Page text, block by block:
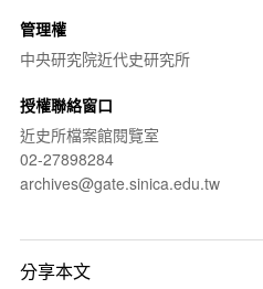
管理權
中央研究院近代史研究所
授權聯絡窗口
近史所檔案館閱覽室
02-27898284
archives@gate.sinica.edu.tw
分享本文